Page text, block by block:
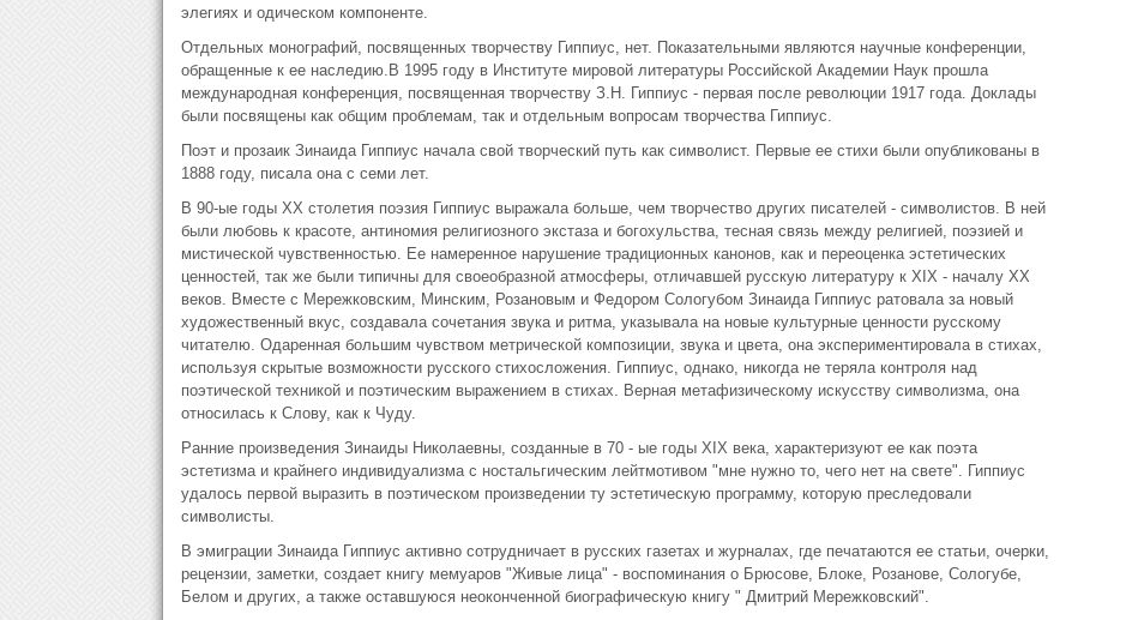
элегиях и одическом компоненте.
Отдельных монографий, посвященных творчеству Гиппиус, нет. Показательными являются научные конференции,
обращенные к ее наследию.В 1995 году в Институте мировой литературы Российской Академии Наук прошла
международная конференция, посвященная творчеству З.Н. Гиппиус - первая после революции 1917 года. Доклады
были посвящены как общим проблемам, так и отдельным вопросам творчества Гиппиус.
Поэт и прозаик Зинаида Гиппиус начала свой творческий путь как символист. Первые ее стихи были опубликованы в
1888 году, писала она с семи лет.
В 90-ые годы ХХ столетия поэзия Гиппиус выражала больше, чем творчество других писателей - символистов. В ней
были любовь к красоте, антиномия религиозного экстаза и богохульства, тесная связь между религией, поэзией и
мистической чувственностью. Ее намеренное нарушение традиционных канонов, как и переоценка эстетических
ценностей, так же были типичны для своеобразной атмосферы, отличавшей русскую литературу к ХIХ - началу ХХ
веков. Вместе с Мережковским, Минским, Розановым и Федором Сологубом Зинаида Гиппиус ратовала за новый
художественный вкус, создавала сочетания звука и ритма, указывала на новые культурные ценности русскому
читателю. Одаренная большим чувством метрической композиции, звука и цвета, она экспериментировала в стихах,
используя скрытые возможности русского стихосложения. Гиппиус, однако, никогда не теряла контроля над
поэтической техникой и поэтическим выражением в стихах. Верная метафизическому искусству символизма, она
относилась к Слову, как к Чуду.
Ранние произведения Зинаиды Николаевны, созданные в 70 - ые годы ХIХ века, характеризуют ее как поэта
эстетизма и крайнего индивидуализма с ностальгическим лейтмотивом "мне нужно то, чего нет на свете". Гиппиус
удалось первой выразить в поэтическом произведении ту эстетическую программу, которую преследовали
символисты.
В эмиграции Зинаида Гиппиус активно сотрудничает в русских газетах и журналах, где печатаются ее статьи, очерки,
рецензии, заметки, создает книгу мемуаров "Живые лица" - воспоминания о Брюсове, Блоке, Розанове, Сологубе,
Белом и других, а также оставшуюся неоконченной биографическую книгу " Дмитрий Мережковский".